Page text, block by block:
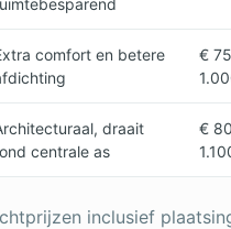
comfort en betere
€
draait
centrale as
€
inclusief